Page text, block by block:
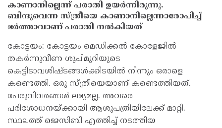
കാണാനില്ലെന്ന് പരാതി ഉയര്‍ന്നിരുന്നു.
ബിന്ദുവെന്ന സ്ത്രീയെ കാണാനില്ലെന്നാരോപിച്ച്
ഭര്‍ത്താവാണ് പരാതി നല്‍കിയത്
കോട്ടയം: കോട്ടയം മെഡിക്കല്‍ കോളേജില്‍
തകര്‍ന്നുവീണ ശുചിമുറിയുടെ
കെട്ടിടാവശിഷ്ടങ്ങള്‍ക്കിടയില്‍ നിന്നും ഒരാളെ
കണ്ടെത്തി. ഒരു സ്ത്രീയെയാണ് കണ്ടെത്തിയത്.
പേരുവിവരങ്ങള്‍ ലഭ്യമല്ല. അവരെ
പരിശോധനയ്ക്കായി ആശുപത്രിയിലേക്ക് മാറ്റി.
സ്ഥലത്ത് ജെസിബി എത്തിച്ച് നടത്തിയ